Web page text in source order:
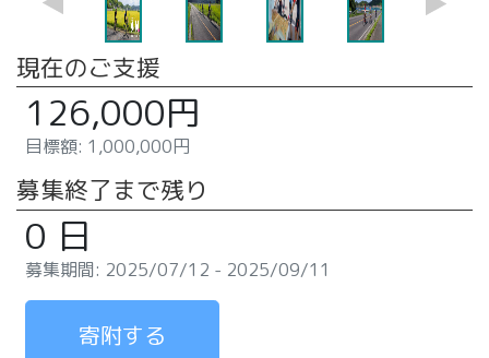
現在のご支援
126,000円
目標額: 1,000,000円
募集終了まで残り
0 日
募集期間: 2025/07/12 - 2025/09/11
寄附する